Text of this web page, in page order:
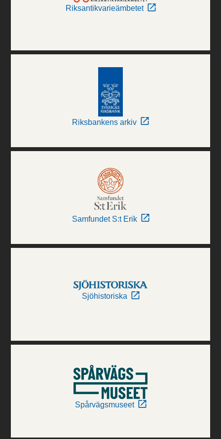
Riksantikvarieämbetet
Riksbankens arkiv
Samfundet S:t Erik
Sjöhistoriska
Spårvägsmuseet